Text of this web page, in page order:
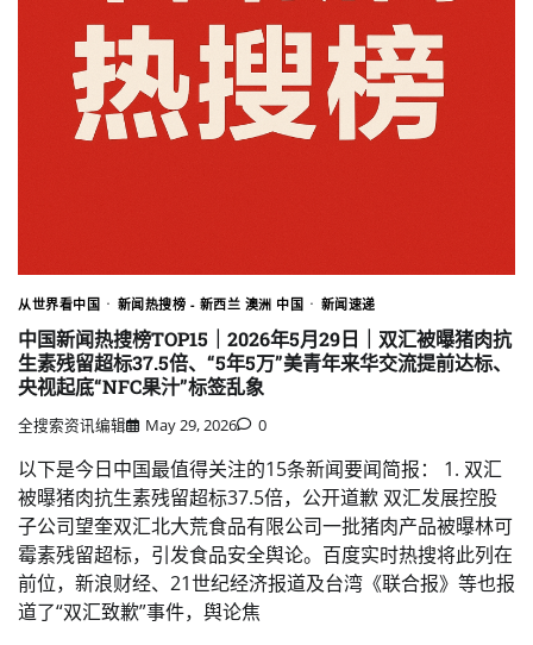
从世界看中国 新闻热搜榜 - 新西兰 澳洲 中国 新闻速递
中国新闻热搜榜TOP15｜2026年5月29日｜双汇被曝猪肉抗
生素残留超标37.5倍、“5年5万”美青年来华交流提前达标、
央视起底“NFC果汁”标签乱象
全搜索资讯编辑 May 29, 2026 0
以下是今日中国最值得关注的15条新闻要闻简报： 1. 双汇
被曝猪肉抗生素残留超标37.5倍，公开道歉 双汇发展控股
子公司望奎双汇北大荒食品有限公司一批猪肉产品被曝林可
霉素残留超标，引发食品安全舆论。百度实时热搜将此列在
前位，新浪财经、21世纪经济报道及台湾《联合报》等也报
道了“双汇致歉”事件，舆论焦